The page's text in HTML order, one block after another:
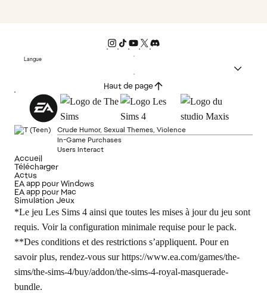
Langue
Haut de page
Crude Humor, Sexual Themes, Violence
In-Game Purchases
Users Interact
Accueil
Télécharger
Actus
EA app pour Windows
EA app pour Mac
Simulation Jeux
*Le jeu Les Sims 4 ainsi que toutes les mises à jour du jeu sont
requis. Voir la configuration minimale requise pour le pack.
**Des conditions et des restrictions s’appliquent. Pour en
savoir plus, rendez-vous surhttps://www.ea.com/games/the-
sims/the-sims-4/buy/addon/the-sims-4-royal-masquerade-
bundle.